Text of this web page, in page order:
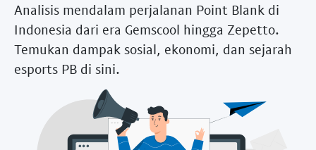
Analisis mendalam perjalanan Point Blank di
Indonesia dari era Gemscool hingga Zepetto.
Temukan dampak sosial, ekonomi, dan sejarah
esports PB di sini.